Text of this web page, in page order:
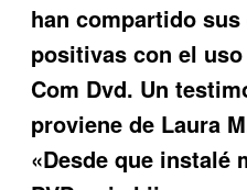
han compartido
positivas con el
Com Dvd. Un
proviene de Laura
«Desde que instalé